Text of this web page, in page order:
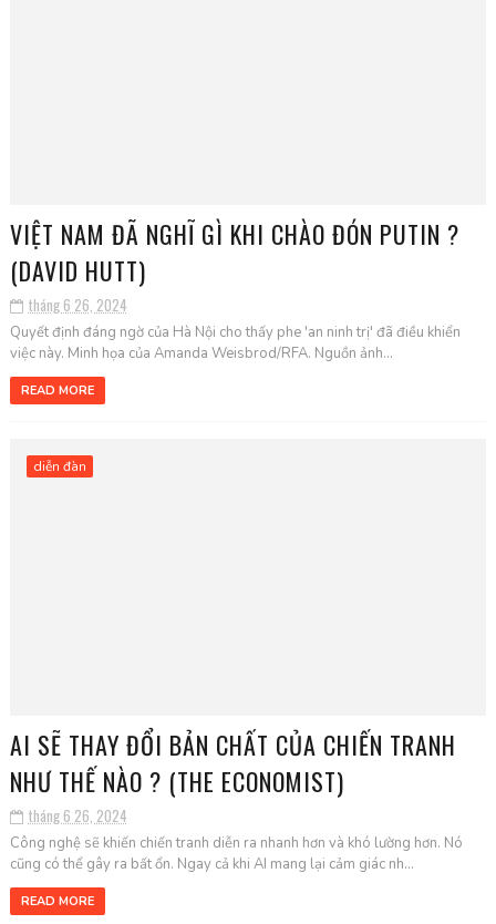
VIỆT NAM ĐÃ NGHĨ GÌ KHI CHÀO ĐÓN PUTIN ?
(DAVID HUTT)
tháng 6 26, 2024
Quyết định đáng ngờ của Hà Nội cho thấy phe 'an ninh trị' đã điều khiển
việc này. Minh họa của Amanda Weisbrod/RFA. Nguồn ảnh...
READ MORE
diễn đàn
AI SẼ THAY ĐỔI BẢN CHẤT CỦA CHIẾN TRANH
NHƯ THẾ NÀO ? (THE ECONOMIST)
tháng 6 26, 2024
Công nghệ sẽ khiến chiến tranh diễn ra nhanh hơn và khó lường hơn. Nó
cũng có thể gây ra bất ổn. Ngay cả khi AI mang lại cảm giác nh...
READ MORE